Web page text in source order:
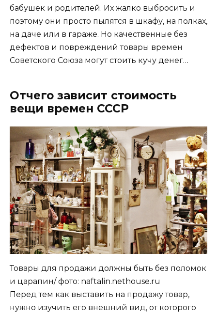
бабушек и родителей. Их жалко выбросить и
поэтому они просто пылятся в шкафу, на полках,
на даче или в гараже. Но качественные без
дефектов и повреждений товары времен
Советского Союза могут стоить кучу денег…
Отчего зависит стоимость
вещи времен СССР
Товары для продажи должны быть без поломок
и царапин/ фото: naftalin.nethouse.ru
Перед тем как выставить на продажу товар,
нужно изучить его внешний вид, от которого